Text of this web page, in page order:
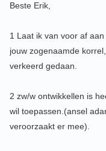
Beste Erik,
1 Laat ik van voor af
jouw zogenaamde
verkeerd gedaan.
2 zw/w ontwikkellen is
wil toepassen.(ansel
veroorzaakt er mee).